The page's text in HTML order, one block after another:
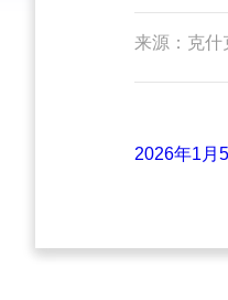
来源：克什
2026年1月